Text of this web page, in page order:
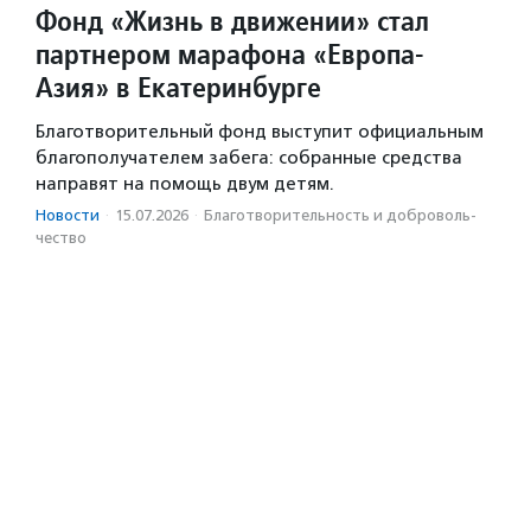
Фонд «Жизнь в движении» стал
партнером марафона «Европа-
Азия» в Екатеринбурге
Благотворительный фонд выступит официальным
благополучателем забега: собранные средства
направят на помощь двум детям.
Новости · 15.07.2026 · Благотвори­тель­ность и доброволь­
чест­во